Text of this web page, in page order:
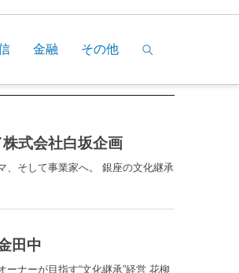
金融 その他